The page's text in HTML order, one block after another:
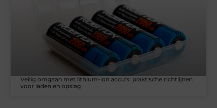
Veilig omgaan met lithium-ion accu's: praktische richtlijnen
voor laden en opslag